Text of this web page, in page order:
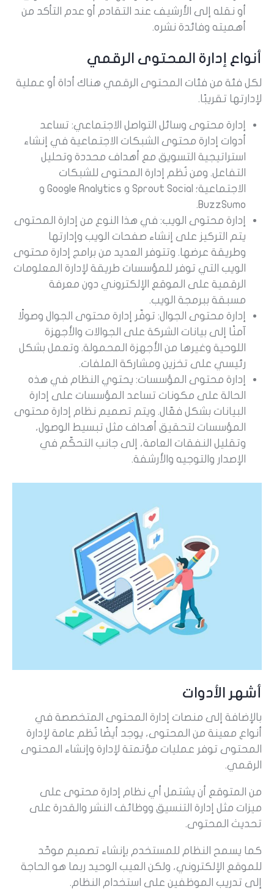
أو نقله إلى الأرشيف عند التقادم أو عدم التأكد من
أهميته وفائدة نشره.
أنواع إدارة المحتوى الرقمي
لكل فئة من فئات المحتوى الرقمي هناك أداة أو عملية
لإدارتها تقريبًا.
إدارة محتوى وسائل التواصل الاجتماعي: تساعد
أدوات إدارة محتوى الشبكات الاجتماعية في إنشاء
استراتيجية التسويق مع أهداف محددة وتحليل
التفاعل. ومن نُظم إدارة المحتوى للشبكات
الاجتماعية؛ Sprout Social و Google Analytics و
BuzzSumo.
إدارة محتوى الويب: في هذا النوع من إدارة المحتوى
يتم التركيز على إنشاء صفحات الويب وإدارتها
وطريقة عرضها. وتتوفر العديد من برامج إدارة محتوى
الويب التي توفر للمؤسسات طريقة لإدارة المعلومات
الرقمية على الموقع الإلكتروني دون معرفة
مسبقة ببرمجة الويب.
إدارة محتوى الجوال: توفّر إدارة محتوى الجوال وصولًا
آمنًا إلى بيانات الشركة على الجوالات والأجهزة
اللوحية وغيرها من الأجهزة المحمولة. وتعمل بشكل
رئيسي على تخزين ومشاركة الملفات.
إدارة محتوى المؤسسات: يحتوي النظام في هذه
الحالة على مكونات تساعد المؤسسات على إدارة
البيانات بشكل فعّال. ويتم تصميم نظام إدارة محتوى
المؤسسات لتحقيق أهداف مثل تبسيط الوصول،
وتقليل النفقات العامة، إلى جانب التحكّم في
الإصدار والتوجيه والأرشفة.
أشهر الأدوات
بالإضافة إلى منصات إدارة المحتوى المتخصصة في
أنواع معينة من المحتوى، يوجد أيضًا نُظم عامة لإدارة
المحتوى توفر عمليات مؤتمتة لإدارة وإنشاء المحتوى
الرقمي.
من المتوقع أن يشتمل أي نظام إدارة محتوى على
ميزات مثل إدارة التنسيق ووظائف النشر والقدرة على
تحديث المحتوى.
كما يسمح النظام للمستخدم بإنشاء تصميم موحّد
للموقع الإلكتروني، ولكن العيب الوحيد ربما هو الحاجة
إلى تدريب الموظفين على استخدام النظام.